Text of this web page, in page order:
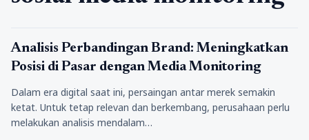
Bisnis
Analisis Perbandingan Brand: Meningkatkan
Posisi di Pasar dengan Media Monitoring
Dalam era digital saat ini, persaingan antar merek semakin
ketat. Untuk tetap relevan dan berkembang, perusahaan perlu
melakukan analisis mendalam…